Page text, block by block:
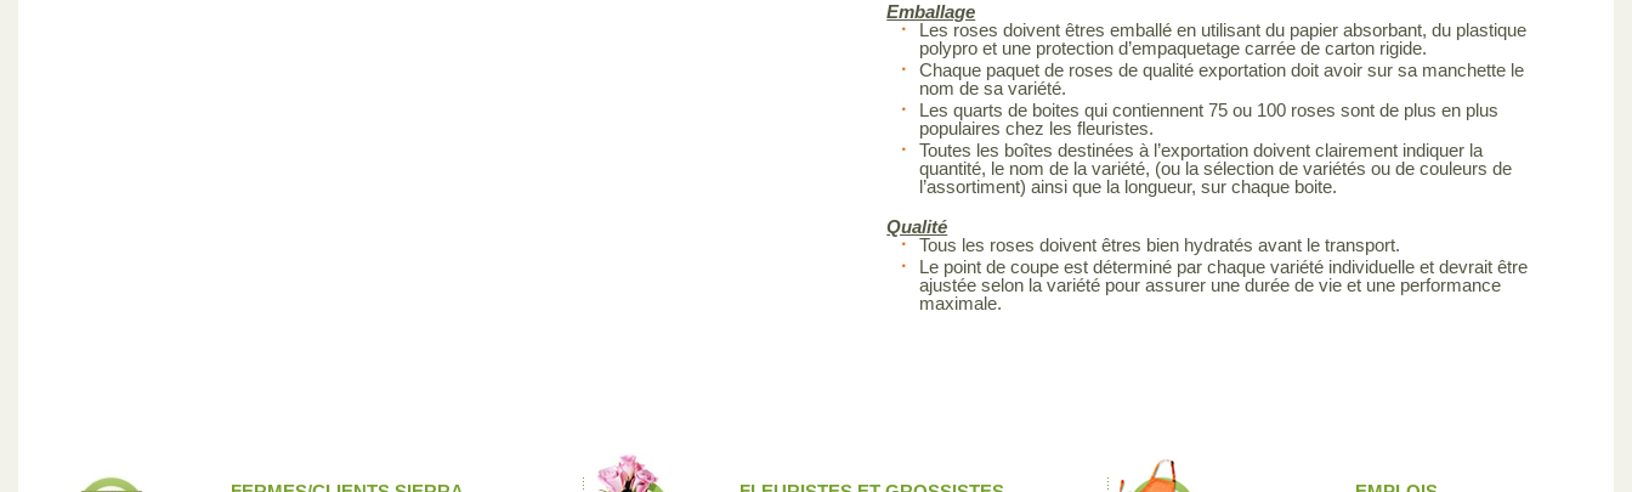
Emballage
Les roses doivent êtres emballé en utilisant du papier absorbant, du plastique
polypro et une protection d’empaquetage carrée de carton rigide.
Chaque paquet de roses de qualité exportation doit avoir sur sa manchette le
nom de sa variété.
Les quarts de boites qui contiennent 75 ou 100 roses sont de plus en plus
populaires chez les fleuristes.
Toutes les boîtes destinées à l’exportation doivent clairement indiquer la
quantité, le nom de la variété, (ou la sélection de variétés ou de couleurs de
l’assortiment) ainsi que la longueur, sur chaque boite.
Qualité
Tous les roses doivent êtres bien hydratés avant le transport.
Le point de coupe est déterminé par chaque variété individuelle et devrait être
ajustée selon la variété pour assurer une durée de vie et une performance
maximale.